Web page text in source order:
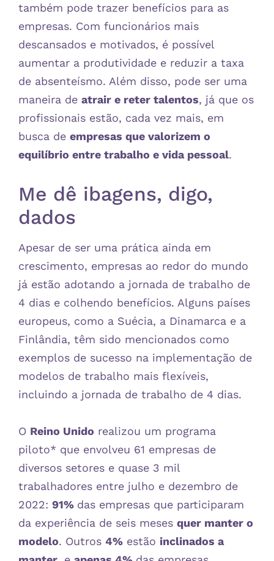
também pode trazer benefícios para as
empresas. Com funcionários mais
descansados e motivados, é possível
aumentar a produtividade e reduzir a taxa
de absenteísmo. Além disso, pode ser uma
maneira de atrair e reter talentos, já que os
profissionais estão, cada vez mais, em
busca de empresas que valorizem o
equilíbrio entre trabalho e vida pessoal.
Me dê ibagens, digo,
dados
Apesar de ser uma prática ainda em
crescimento, empresas ao redor do mundo
já estão adotando a jornada de trabalho de
4 dias e colhendo benefícios. Alguns países
europeus, como a Suécia, a Dinamarca e a
Finlândia, têm sido mencionados como
exemplos de sucesso na implementação de
modelos de trabalho mais flexíveis,
incluindo a jornada de trabalho de 4 dias.
O Reino Unido realizou um programa
piloto* que envolveu 61 empresas de
diversos setores e quase 3 mil
trabalhadores entre julho e dezembro de
2022: 91% das empresas que participaram
da experiência de seis meses quer manter o
modelo. Outros 4% estão inclinados a